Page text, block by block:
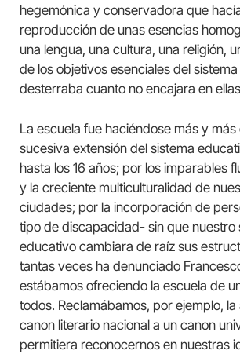
hegemónica y conservadora que
reproducción de unas esencias
una lengua, una cultura, una religión,
de los objetivos esenciales del
desterraba cuanto no encajara en
La escuela fue haciéndose más y
sucesiva extensión del sistema
hasta los 16 años; por los imparables
y la creciente multiculturalidad de
ciudades; por la incorporación de
tipo de discapacidad- sin que nuestro
educativo cambiara de raíz sus
tantas veces ha denunciado
estábamos ofreciendo la escuela de
todos. Reclamábamos, por ejemplo,
canon literario nacional a un canon
permitiera reconocernos en nuestras